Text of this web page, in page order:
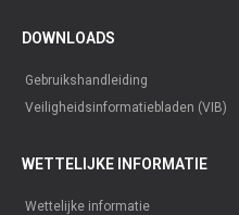
DOWNLOADS
Gebruikshandleiding
Veiligheidsinformatiebladen (VIB)
WETTELIJKE INFORMATIE
Wettelijke informatie